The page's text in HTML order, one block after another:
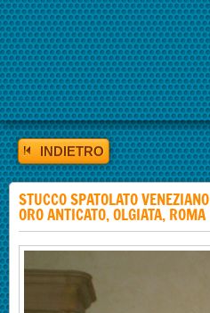
INDIETRO
STUCCO SPATOLATO
ORO ANTICATO, OLGIATA, ROMA